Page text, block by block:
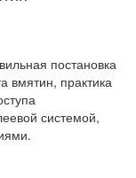
постановка
вмятин, практика
системой,